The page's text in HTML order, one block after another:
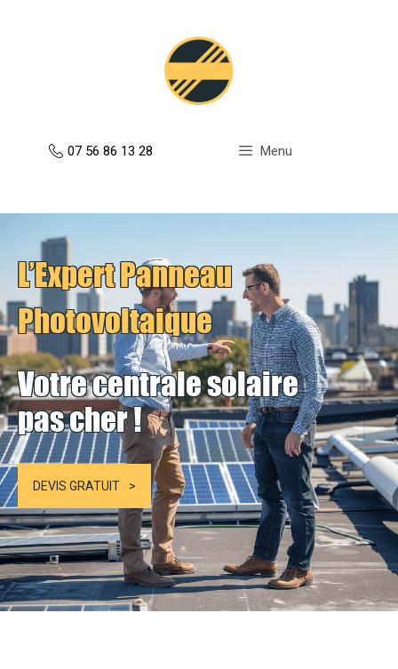
07 56 86 13 28 Menu
L’Expert Panneau
Photovoltaique
Votre centrale solaire
pas cher !
DEVIS GRATUIT